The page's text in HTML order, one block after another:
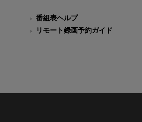
番組表ヘルプ
リモート録画予約ガイド